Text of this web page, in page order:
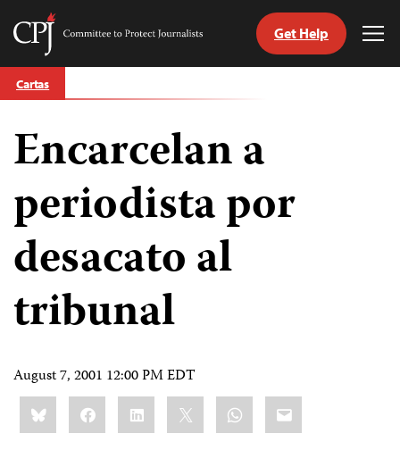
Skip
to
Committee
Journalists
Get Help
Cartas
Encarcelan a
periodista por
desacato al
tribunal
August 7, 2001 12:00 PM EDT
Share
this:BlueskyFacebookLinkedIn WhatsApp
Email